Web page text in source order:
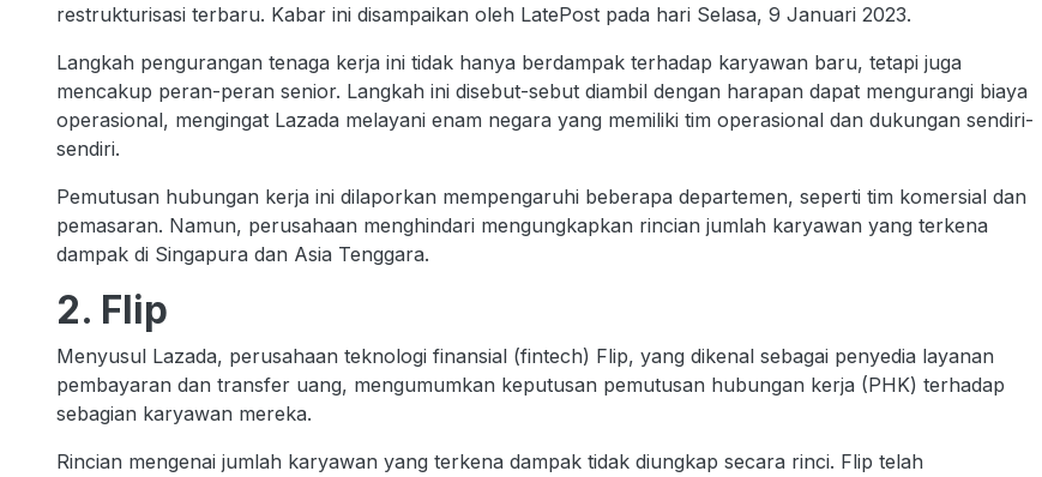
restrukturisasi terbaru. Kabar ini disampaikan oleh LatePost pada hari Selasa, 9 Januari 2023.
Langkah pengurangan tenaga kerja ini tidak hanya berdampak terhadap karyawan baru, tetapi juga
mencakup peran-peran senior. Langkah ini disebut-sebut diambil dengan harapan dapat mengurangi biaya
operasional, mengingat Lazada melayani enam negara yang memiliki tim operasional dan dukungan sendiri-
sendiri.
Pemutusan hubungan kerja ini dilaporkan mempengaruhi beberapa departemen, seperti tim komersial dan
pemasaran. Namun, perusahaan menghindari mengungkapkan rincian jumlah karyawan yang terkena
dampak di Singapura dan Asia Tenggara.
2. Flip
Menyusul Lazada, perusahaan teknologi finansial (fintech) Flip, yang dikenal sebagai penyedia layanan
pembayaran dan transfer uang, mengumumkan keputusan pemutusan hubungan kerja (PHK) terhadap
sebagian karyawan mereka.
Rincian mengenai jumlah karyawan yang terkena dampak tidak diungkap secara rinci. Flip telah